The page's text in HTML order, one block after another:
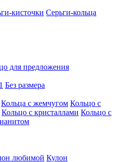
кисточки Серьги-кольца
для предложения
Без размера
Кольца с жемчугом Кольцо с
Кольцо с кристаллами Кольцо с
любимой Кулон